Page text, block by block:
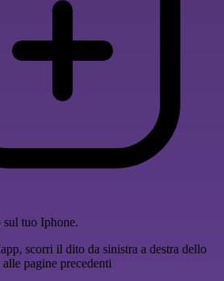
tuo Iphone.
scorri il dito da sinistra a destra dello
pagine precedenti